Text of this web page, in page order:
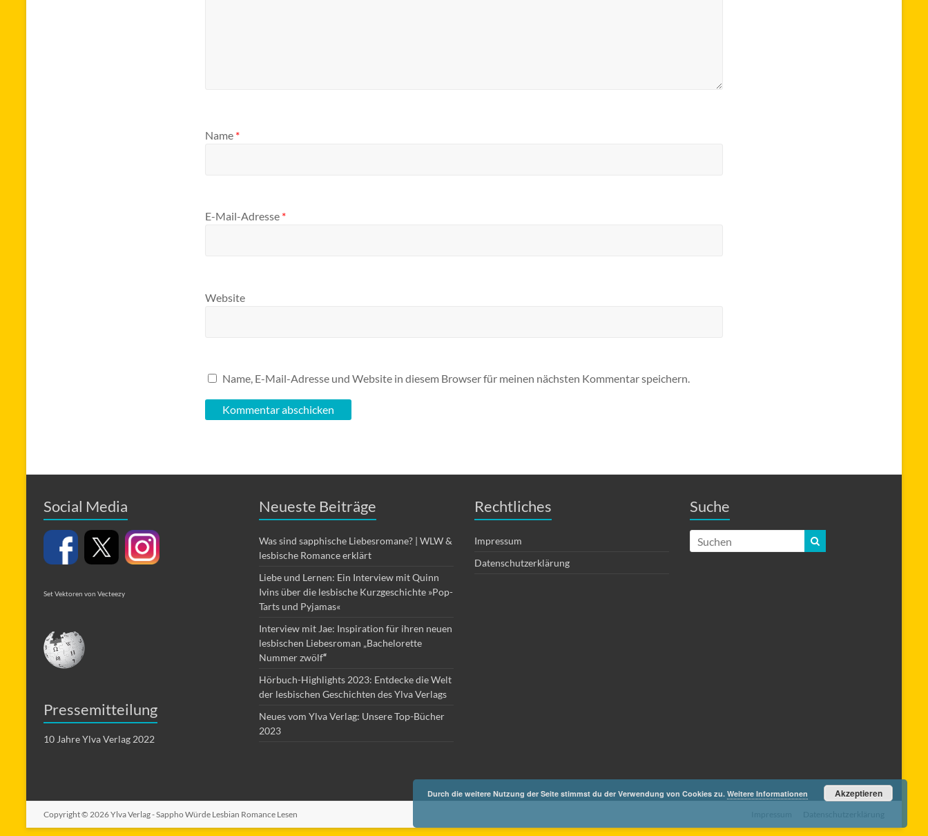
Name *
E-Mail-Adresse *
Website
Name, E-Mail-Adresse und Website in diesem Browser für meinen nächsten Kommentar speichern.
Social Media
Set Vektoren von Vecteezy
Pressemitteilung
10 Jahre Ylva Verlag 2022
Neueste Beiträge
Was sind sapphische Liebesromane? | WLW &
lesbische Romance erklärt
Liebe und Lernen: Ein Interview mit Quinn
Ivins über die lesbische Kurzgeschichte »Pop-
Tarts und Pyjamas«
Interview mit Jae: Inspiration für ihren neuen
lesbischen Liebesroman „Bachelorette
Nummer zwölf“
Hörbuch-Highlights 2023: Entdecke die Welt
der lesbischen Geschichten des Ylva Verlags
Neues vom Ylva Verlag: Unsere Top-Bücher
2023
Rechtliches
Impressum
Datenschutzerklärung
Suche
Copyright © 2026 Ylva Verlag -Sappho Würde Lesbian Romance Lesen
Durch die weitere Nutzung der Seite stimmst du der Verwendung von Cookies zu. Weitere Informationen Akzeptieren